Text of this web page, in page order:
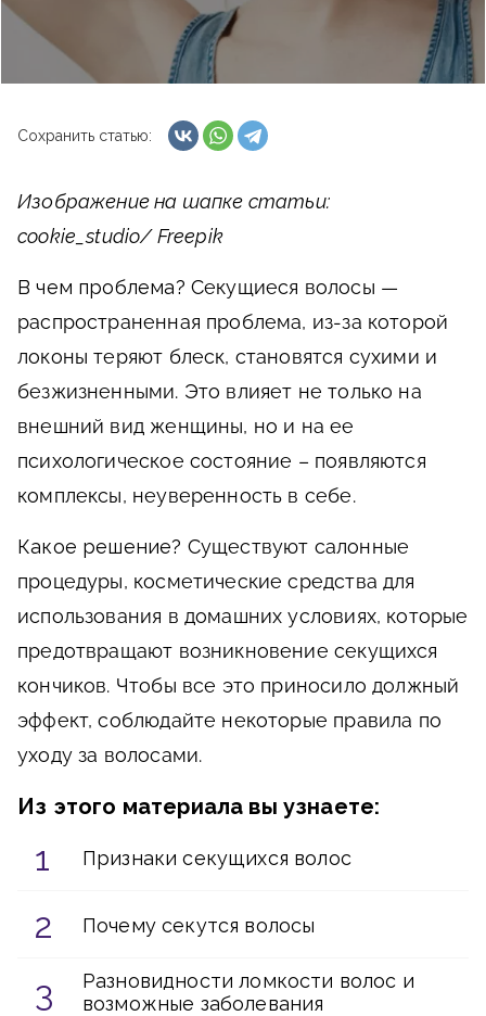
Сохранить статью:
Изображение на шапке статьи:
cookie_studio/ Freepik
В чем проблема? Секущиеся волосы —
распространенная проблема, из-за которой
локоны теряют блеск, становятся сухими и
безжизненными. Это влияет не только на
внешний вид женщины, но и на ее
психологическое состояние – появляются
комплексы, неуверенность в себе.
Какое решение? Существуют салонные
процедуры, косметические средства для
использования в домашних условиях, которые
предотвращают возникновение секущихся
кончиков. Чтобы все это приносило должный
эффект, соблюдайте некоторые правила по
уходу за волосами.
Из этого материала вы узнаете:
Признаки секущихся волос
Почему секутся волосы
Разновидности ломкости волос и
возможные заболевания